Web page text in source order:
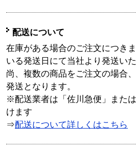
配送について
在庫がある場合のご注文につき
いる発送日にて当社より発送い
尚、複数の商品をご注文の場合
発送となります。
※配送業者は「佐川急便」また
けます
⇒配送について詳しくはこちら